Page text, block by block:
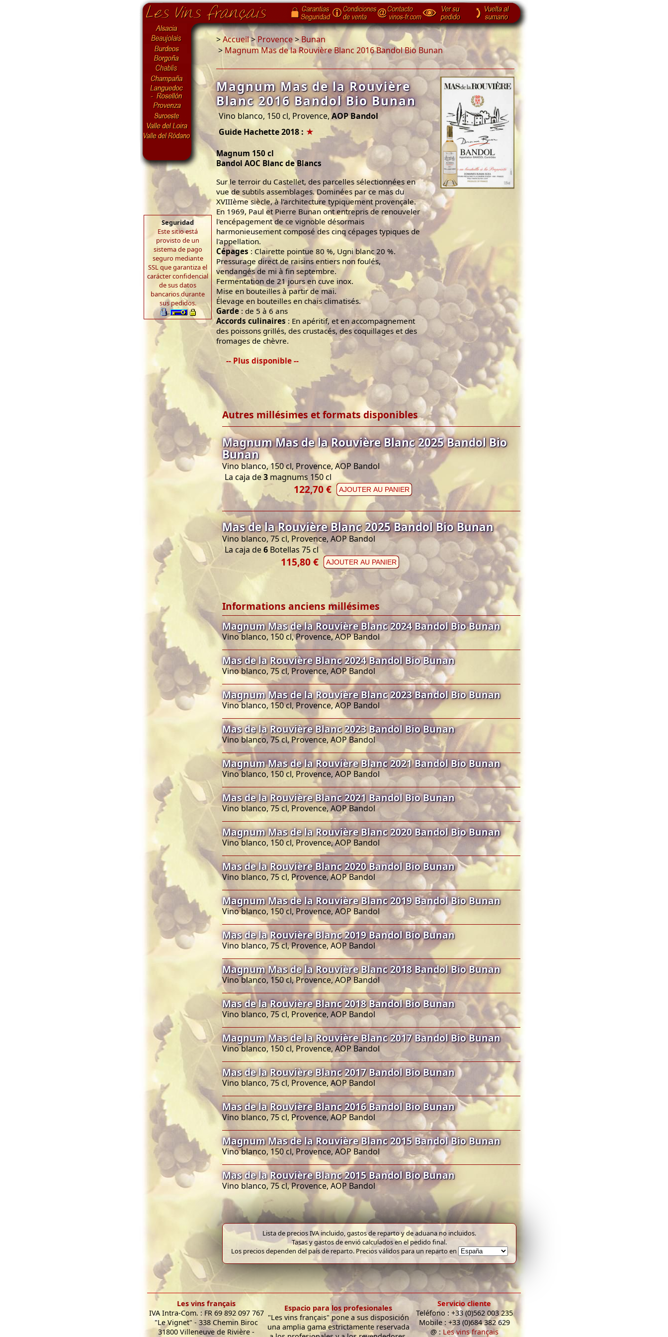
Seguridad
Este sitio está
provisto de un
sistema de pago
seguro mediante
SSL que garantiza el
carácter confidencial
de sus datos
bancarios durante
sus pedidos.
>Accueil>Provence> Bunan
> Magnum Mas de la Rouvière Blanc 2016 Bandol Bio Bunan
Magnum Mas de la Rouvière
Blanc 2016 Bandol Bio Bunan
Vino blanco, 150 cl, Provence,AOP Bandol
Guide Hachette 2018 : ★
Magnum 150 cl
Bandol AOC Blanc de Blancs
Sur le terroir du Castellet, des parcelles sélectionnées en
vue de subtils assemblages. Dominées par ce mas du
XVIIIème siècle, à l'architecture typiquement provençale.
En 1969, Paul et Pierre Bunan ont entrepris de renouveler
l'encépagement de ce vignoble désormais
harmonieusement composé des cinq cépages typiques de
l'appellation.
Cépages : Clairette pointue 80 %, Ugni blanc 20 %.
Pressurage direct de raisins entiers non foulés,
vendangés de mi à fin septembre.
Fermentation de 21 jours en cuve inox.
Mise en bouteilles à partir de mai.
Élevage en bouteilles en chais climatisés.
Garde : de 5 à 6 ans
Accords culinaires : En apéritif, et en accompagnement
des poissons grillés, des crustacés, des coquillages et des
fromages de chèvre.
-- Plus disponible --
Autres millésimes et formats disponibles
Magnum Mas de la Rouvière Blanc 2025 Bandol Bio
Bunan
Vino blanco, 150 cl, Provence, AOP Bandol
La caja de3 magnums 150 cl
122,70 € AJOUTER AU PANIER
Mas de la Rouvière Blanc 2025 Bandol Bio Bunan
Vino blanco, 75 cl, Provence, AOP Bandol
La caja de6 Botellas 75 cl
115,80 € AJOUTER AU PANIER
Informations anciens millésimes
Magnum Mas de la Rouvière Blanc 2024 Bandol Bio Bunan
Vino blanco, 150 cl, Provence, AOP Bandol
Mas de la Rouvière Blanc 2024 Bandol Bio Bunan
Vino blanco, 75 cl, Provence, AOP Bandol
Magnum Mas de la Rouvière Blanc 2023 Bandol Bio Bunan
Vino blanco, 150 cl, Provence, AOP Bandol
Mas de la Rouvière Blanc 2023 Bandol Bio Bunan
Vino blanco, 75 cl, Provence, AOP Bandol
Magnum Mas de la Rouvière Blanc 2021 Bandol Bio Bunan
Vino blanco, 150 cl, Provence, AOP Bandol
Mas de la Rouvière Blanc 2021 Bandol Bio Bunan
Vino blanco, 75 cl, Provence, AOP Bandol
Magnum Mas de la Rouvière Blanc 2020 Bandol Bio Bunan
Vino blanco, 150 cl, Provence, AOP Bandol
Mas de la Rouvière Blanc 2020 Bandol Bio Bunan
Vino blanco, 75 cl, Provence, AOP Bandol
Magnum Mas de la Rouvière Blanc 2019 Bandol Bio Bunan
Vino blanco, 150 cl, Provence, AOP Bandol
Mas de la Rouvière Blanc 2019 Bandol Bio Bunan
Vino blanco, 75 cl, Provence, AOP Bandol
Magnum Mas de la Rouvière Blanc 2018 Bandol Bio Bunan
Vino blanco, 150 cl, Provence, AOP Bandol
Mas de la Rouvière Blanc 2018 Bandol Bio Bunan
Vino blanco, 75 cl, Provence, AOP Bandol
Magnum Mas de la Rouvière Blanc 2017 Bandol Bio Bunan
Vino blanco, 150 cl, Provence, AOP Bandol
Mas de la Rouvière Blanc 2017 Bandol Bio Bunan
Vino blanco, 75 cl, Provence, AOP Bandol
Mas de la Rouvière Blanc 2016 Bandol Bio Bunan
Vino blanco, 75 cl, Provence, AOP Bandol
Magnum Mas de la Rouvière Blanc 2015 Bandol Bio Bunan
Vino blanco, 150 cl, Provence, AOP Bandol
Mas de la Rouvière Blanc 2015 Bandol Bio Bunan
Vino blanco, 75 cl, Provence, AOP Bandol
Lista de precios IVA incluido, gastos de reparto y de aduana no incluidos.
Tasas y gastos de envió calculados en el pedido final.
Los precios dependen del país de reparto. Precios válidos para un reparto en
Les vins français
IVA Intra-Com. : FR 69 892 097 767
"Le Vignet" - 338 Chemin Biroc
31800 Villeneuve de Rivière -
Espacio para los profesionales
"Les vins français" pone a sus disposición
una amplia gama estrictamente reservada
Servicio cliente
Teléfono : +33 (0)562 003 235
Mobile : +33 (0)684 382 629
@ : Les vins français